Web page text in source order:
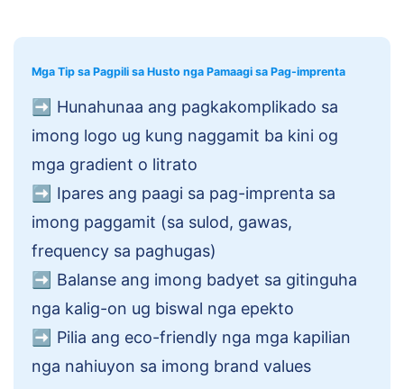
Mga Tip sa Pagpili sa Husto nga Pamaagi sa Pag-imprenta
➡️ Hunahunaa ang pagkakomplikado sa
imong logo ug kung naggamit ba kini og
mga gradient o litrato
➡️ Ipares ang paagi sa pag-imprenta sa
imong paggamit (sa sulod, gawas,
frequency sa paghugas)
➡️ Balanse ang imong badyet sa gitinguha
nga kalig-on ug biswal nga epekto
➡️ Pilia ang eco-friendly nga mga kapilian
nga nahiuyon sa imong brand values